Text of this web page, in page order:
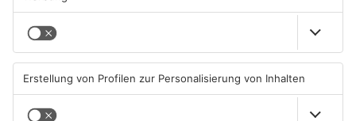
TOPNEWS